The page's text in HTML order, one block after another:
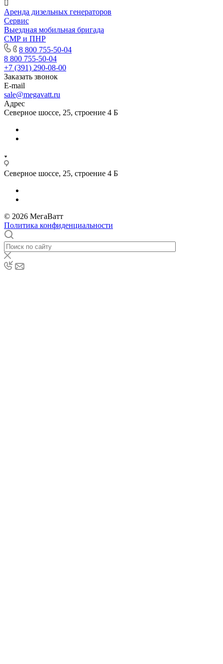
Аренда дизельных генераторов
Сервис
Выездная мобильная бригада
СМР и ПНР
8 800 755-50-04
8 800 755-50-04
+7 (391) 290-08-00
Заказать звонок
E-mail
sale@megavatt.ru
Адрес
Северное шоссе, 25, строение 4 Б
Северное шоссе, 25, строение 4 Б
© 2026 МегаВатт
Политика конфиденциальности